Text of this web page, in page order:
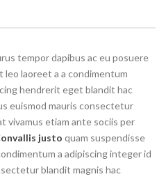
tempor dapibus ac eu posuere
laoreet a a condimentum
hendrerit eget blandit hac
euismod mauris consectetur
vivamus etiam ante sociis per
justo quam suspendisse
a adipiscing integer id
blandit magnis hac